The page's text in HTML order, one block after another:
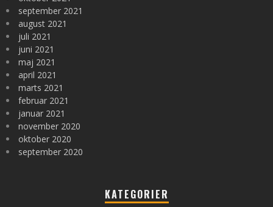
september 2021
august 2021
juli 2021
juni 2021
maj 2021
april 2021
marts 2021
februar 2021
januar 2021
november 2020
oktober 2020
september 2020
KATEGORIER